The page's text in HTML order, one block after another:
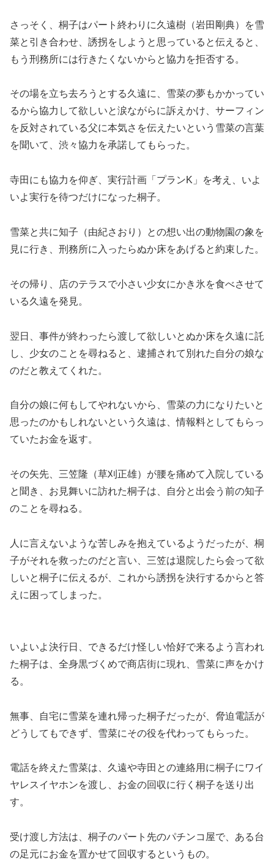
さっそく、桐子はパート終わりに久遠樹（岩田剛典）を雪
菜と引き合わせ、誘拐をしようと思っていると伝えると、
もう刑務所には行きたくないからと協力を拒否する。
その場を立ち去ろうとする久遠に、雪菜の夢もかかってい
るから協力して欲しいと涙ながらに訴えかけ、サーフィン
を反対されている父に本気さを伝えたいという雪菜の言葉
を聞いて、渋々協力を承諾してもらった。
寺田にも協力を仰ぎ、実行計画「プランK」を考え、いよ
いよ実行を待つだけになった桐子。
雪菜と共に知子（由紀さおり）との想い出の動物園の象を
見に行き、刑務所に入ったらぬか床をあげると約束した。
その帰り、店のテラスで小さい少女にかき氷を食べさせて
いる久遠を発見。
翌日、事件が終わったら渡して欲しいとぬか床を久遠に託
し、少女のことを尋ねると、逮捕されて別れた自分の娘な
のだと教えてくれた。
自分の娘に何もしてやれないから、雪菜の力になりたいと
思ったのかもしれないという久遠は、情報料としてもらっ
ていたお金を返す。
その矢先、三笠隆（草刈正雄）が腰を痛めて入院している
と聞き、お見舞いに訪れた桐子は、自分と出会う前の知子
のことを尋ねる。
人に言えないような苦しみを抱えているようだったが、桐
子がそれを救ったのだと言い、三笠は退院したら会って欲
しいと桐子に伝えるが、これから誘拐を決行するからと答
えに困ってしまった。
いよいよ決行日、できるだけ怪しい恰好で来るよう言われ
た桐子は、全身黒づくめで商店街に現れ、雪菜に声をかけ
る。
無事、自宅に雪菜を連れ帰った桐子だったが、脅迫電話が
どうしてもできず、雪菜にその役を代わってもらった。
電話を終えた雪菜は、久遠や寺田との連絡用に桐子にワイ
ヤレスイヤホンを渡し、お金の回収に行く桐子を送り出
す。
受け渡し方法は、桐子のパート先のパチンコ屋で、ある台
の足元にお金を置かせて回収するというもの。